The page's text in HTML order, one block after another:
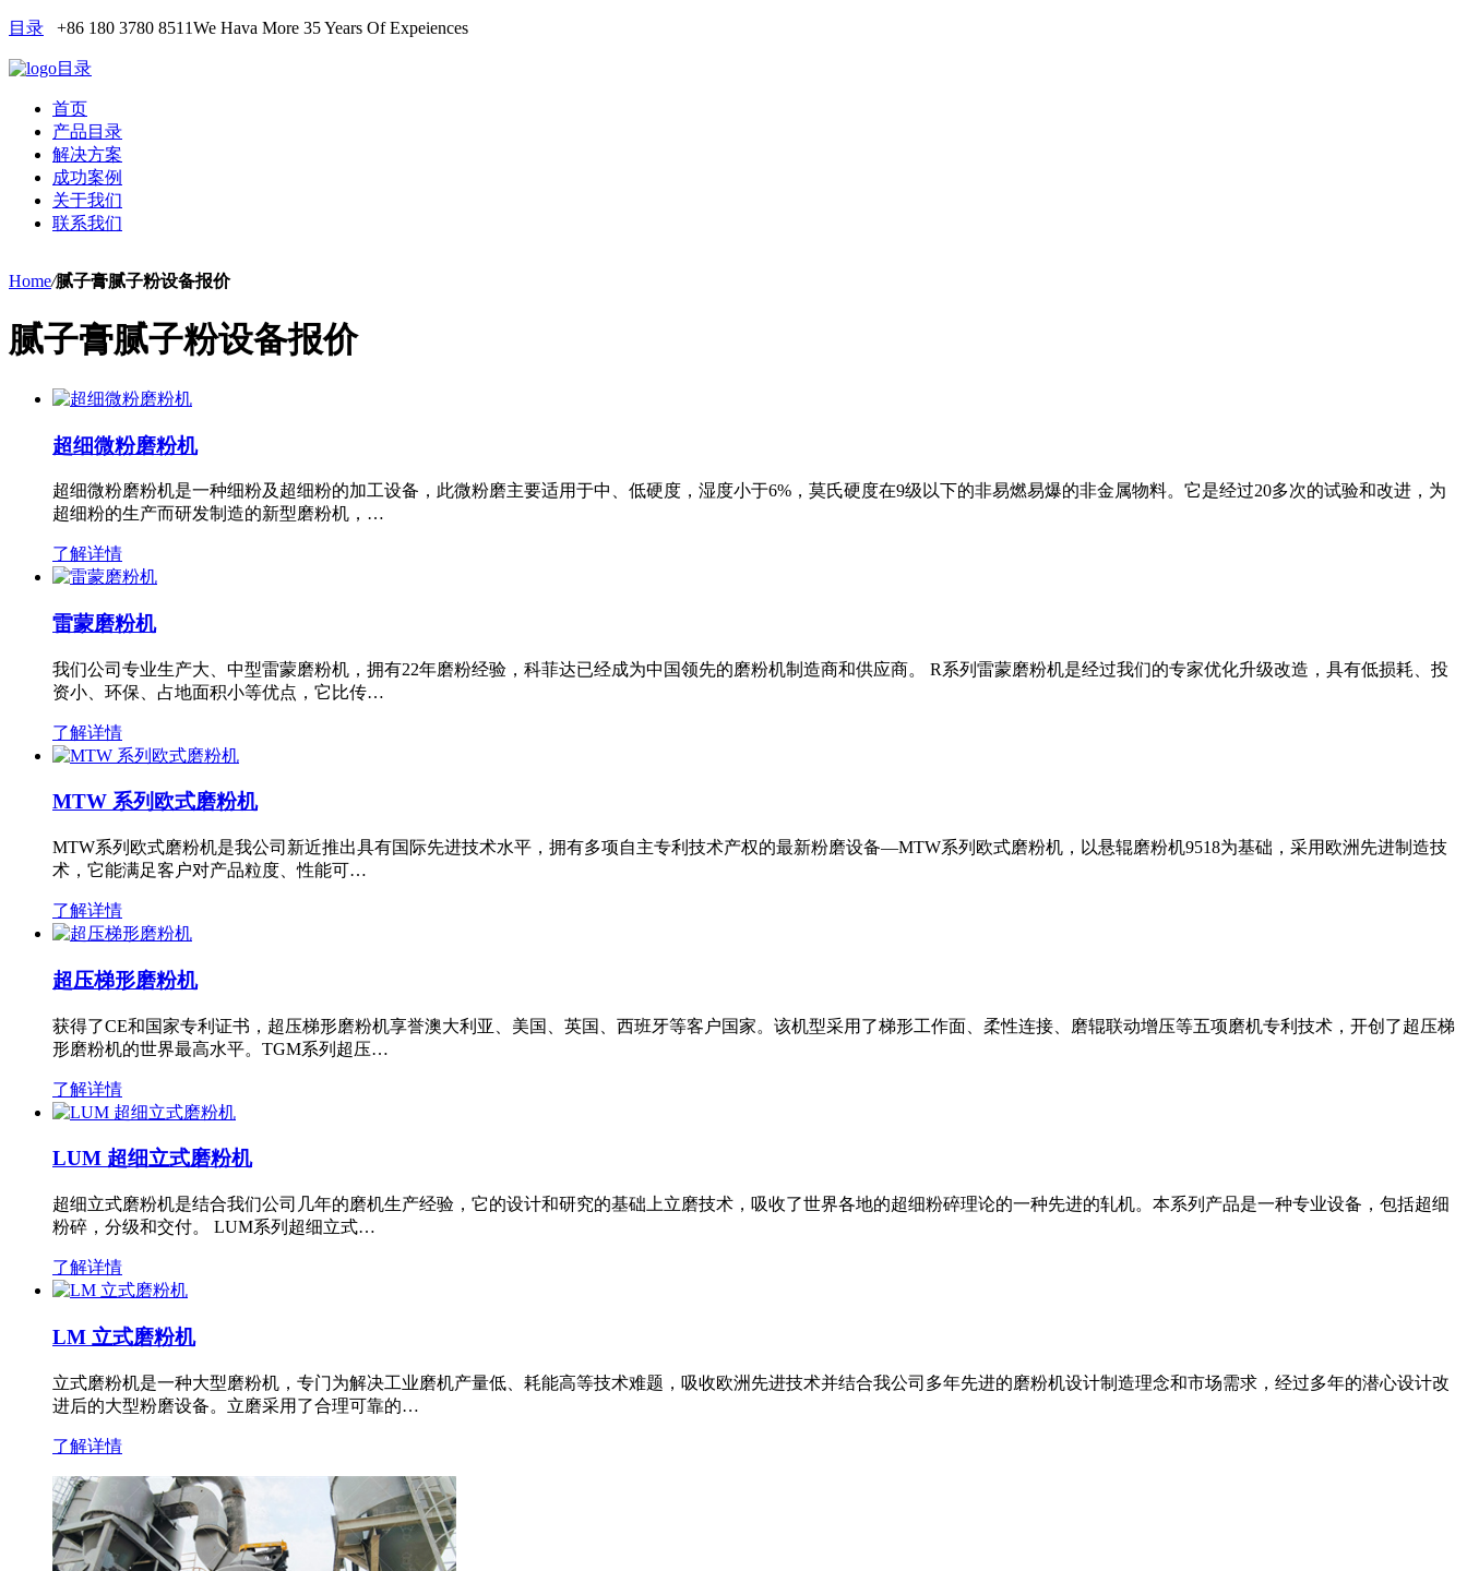
目录 +86 180 3780 8511We Hava More 35 Years Of Expeiences
目录
首页
产品目录
解决方案
成功案例
关于我们
联系我们
Home/腻子膏腻子粉设备报价
腻子膏腻子粉设备报价
超细微粉磨粉机
超细微粉磨粉机是一种细粉及超细粉的加工设备，此微粉磨主要适用于中、低硬度，湿度小于6%，莫氏硬度在9级以下的非易燃易爆的非金属物料。它是经过20多次的试验和改进，为
超细粉的生产而研发制造的新型磨粉机，…
了解详情
雷蒙磨粉机
我们公司专业生产大、中型雷蒙磨粉机，拥有22年磨粉经验，科菲达已经成为中国领先的磨粉机制造商和供应商。 R系列雷蒙磨粉机是经过我们的专家优化升级改造，具有低损耗、投
资小、环保、占地面积小等优点，它比传…
了解详情
MTW 系列欧式磨粉机
MTW系列欧式磨粉机是我公司新近推出具有国际先进技术水平，拥有多项自主专利技术产权的最新粉磨设备—MTW系列欧式磨粉机，以悬辊磨粉机9518为基础，采用欧洲先进制造技
术，它能满足客户对产品粒度、性能可…
了解详情
超压梯形磨粉机
获得了CE和国家专利证书，超压梯形磨粉机享誉澳大利亚、美国、英国、西班牙等客户国家。该机型采用了梯形工作面、柔性连接、磨辊联动增压等五项磨机专利技术，开创了超压梯
形磨粉机的世界最高水平。TGM系列超压…
了解详情
LUM 超细立式磨粉机
超细立式磨粉机是结合我们公司几年的磨机生产经验，它的设计和研究的基础上立磨技术，吸收了世界各地的超细粉碎理论的一种先进的轧机。本系列产品是一种专业设备，包括超细
粉碎，分级和交付。 LUM系列超细立式…
了解详情
LM 立式磨粉机
立式磨粉机是一种大型磨粉机，专门为解决工业磨机产量低、耗能高等技术难题，吸收欧洲先进技术并结合我公司多年先进的磨粉机设计制造理念和市场需求，经过多年的潜心设计改
进后的大型粉磨设备。立磨采用了合理可靠的…
了解详情